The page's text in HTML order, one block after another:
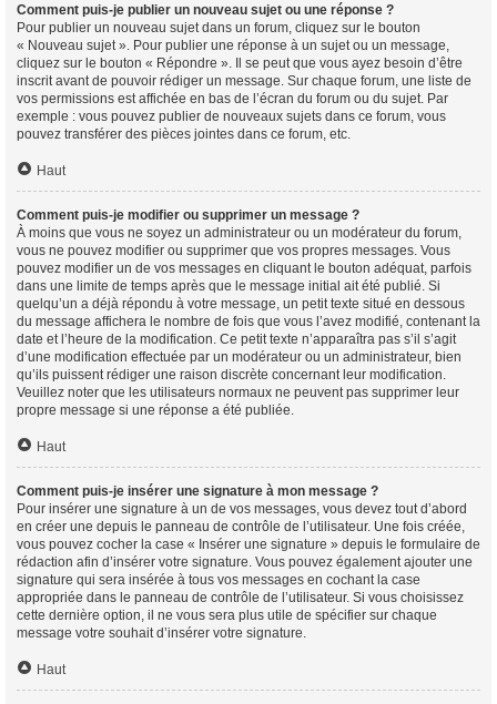
Comment puis-je publier un nouveau sujet ou une réponse ?
Pour publier un nouveau sujet dans un forum, cliquez sur le bouton
« Nouveau sujet ». Pour publier une réponse à un sujet ou un message,
cliquez sur le bouton « Répondre ». Il se peut que vous ayez besoin d’être
inscrit avant de pouvoir rédiger un message. Sur chaque forum, une liste de
vos permissions est affichée en bas de l’écran du forum ou du sujet. Par
exemple : vous pouvez publier de nouveaux sujets dans ce forum, vous
pouvez transférer des pièces jointes dans ce forum, etc.
Haut
Comment puis-je modifier ou supprimer un message ?
À moins que vous ne soyez un administrateur ou un modérateur du forum,
vous ne pouvez modifier ou supprimer que vos propres messages. Vous
pouvez modifier un de vos messages en cliquant le bouton adéquat, parfois
dans une limite de temps après que le message initial ait été publié. Si
quelqu’un a déjà répondu à votre message, un petit texte situé en dessous
du message affichera le nombre de fois que vous l’avez modifié, contenant la
date et l’heure de la modification. Ce petit texte n’apparaîtra pas s’il s’agit
d’une modification effectuée par un modérateur ou un administrateur, bien
qu’ils puissent rédiger une raison discrète concernant leur modification.
Veuillez noter que les utilisateurs normaux ne peuvent pas supprimer leur
propre message si une réponse a été publiée.
Haut
Comment puis-je insérer une signature à mon message ?
Pour insérer une signature à un de vos messages, vous devez tout d’abord
en créer une depuis le panneau de contrôle de l’utilisateur. Une fois créée,
vous pouvez cocher la case « Insérer une signature » depuis le formulaire de
rédaction afin d’insérer votre signature. Vous pouvez également ajouter une
signature qui sera insérée à tous vos messages en cochant la case
appropriée dans le panneau de contrôle de l’utilisateur. Si vous choisissez
cette dernière option, il ne vous sera plus utile de spécifier sur chaque
message votre souhait d’insérer votre signature.
Haut